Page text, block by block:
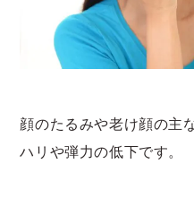
顔のたるみや老け顔の主
ハリや弾力の低下です。